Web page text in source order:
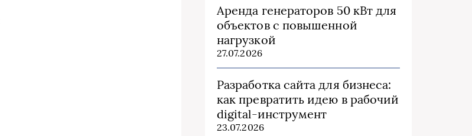
Аренда генераторов 50 кВт для
объектов с повышенной
нагрузкой
27.07.2026
Разработка сайта для бизнеса:
как превратить идею в рабочий
digital-инструмент
23.07.2026